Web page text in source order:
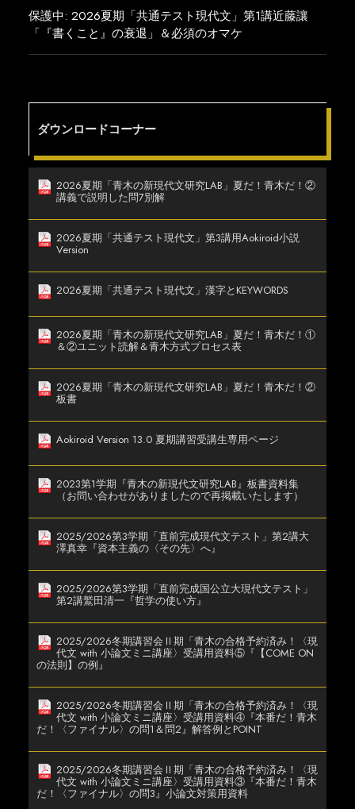
保護中: 2026夏期「共通テスト現代文」第1講近藤讓
「『書くこと』の衰退」＆必須のオマケ
ダウンロードコーナー
2026夏期「青木の新現代文研究LAB」夏だ！青木だ！②
講義で説明した問7別解
2026夏期「共通テスト現代文」第3講用Aokiroid小説
Version
2026夏期「共通テスト現代文」漢字とKEYWORDS
2026夏期「青木の新現代文研究LAB」夏だ！青木だ！①
＆②ユニット読解＆青木方式プロセス表
2026夏期「青木の新現代文研究LAB」夏だ！青木だ！②
板書
Aokiroid Version 13.0 夏期講習受講生専用ページ
2023第1学期『青木の新現代文研究LAB』板書資料集
（お問い合わせがありましたので再掲載いたします）
2025/2026第3学期「直前完成現代文テスト」第2講大
澤真幸『資本主義の〈その先〉へ』
2025/2026第3学期「直前完成国公立大現代文テスト」
第2講鷲田清一『哲学の使い方』
2025/2026冬期講習会Ⅱ期「青木の合格予約済み！〈現
代文 with 小論文ミニ講座〉受講用資料⑤『【COME ON
の法則】の例』
2025/2026冬期講習会Ⅱ期「青木の合格予約済み！〈現
代文 with 小論文ミニ講座〉受講用資料④『本番だ！青木
だ！〈ファイナル〉の問1＆問2』解答例とPOINT
2025/2026冬期講習会Ⅱ期「青木の合格予約済み！〈現
代文 with 小論文ミニ講座〉受講用資料③『本番だ！青木
だ！〈ファイナル〉の問3』小論文対策用資料